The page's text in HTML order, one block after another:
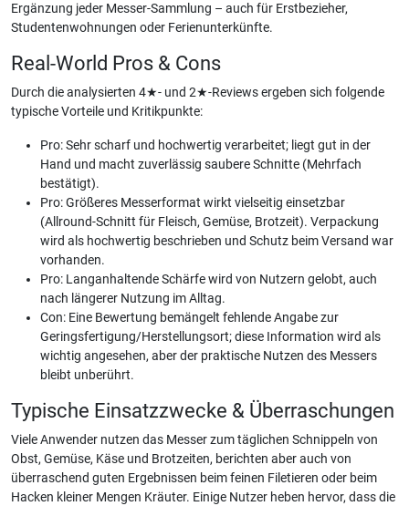
Ergänzung jeder Messer-Sammlung – auch für Erstbezieher,
Studentenwohnungen oder Ferienunterkünfte.
Real-World Pros & Cons
Durch die analysierten 4★- und 2★-Reviews ergeben sich folgende
typische Vorteile und Kritikpunkte:
Pro: Sehr scharf und hochwertig verarbeitet; liegt gut in der
Hand und macht zuverlässig saubere Schnitte (Mehrfach
bestätigt).
Pro: Größeres Messerformat wirkt vielseitig einsetzbar
(Allround-Schnitt für Fleisch, Gemüse, Brotzeit). Verpackung
wird als hochwertig beschrieben und Schutz beim Versand war
vorhanden.
Pro: Langanhaltende Schärfe wird von Nutzern gelobt, auch
nach längerer Nutzung im Alltag.
Con: Eine Bewertung bemängelt fehlende Angabe zur
Geringsfertigung/Herstellungsort; diese Information wird als
wichtig angesehen, aber der praktische Nutzen des Messers
bleibt unberührt.
Typische Einsatzzwecke & Überraschungen
Viele Anwender nutzen das Messer zum täglichen Schnippeln von
Obst, Gemüse, Käse und Brotzeiten, berichten aber auch von
überraschend guten Ergebnissen beim feinen Filetieren oder beim
Hacken kleiner Mengen Kräuter. Einige Nutzer heben hervor, dass die